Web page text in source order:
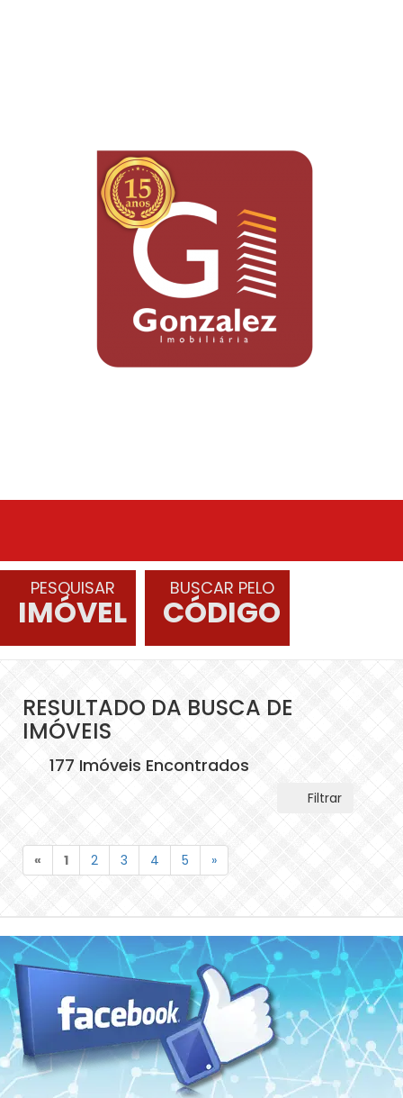
PESQUISAR
IMÓVEL
BUSCAR PELO
CÓDIGO
RESULTADO DA BUSCA DE
IMÓVEIS
177 Imóveis Encontrados
Filtrar
« 1 2 3 4 5 »